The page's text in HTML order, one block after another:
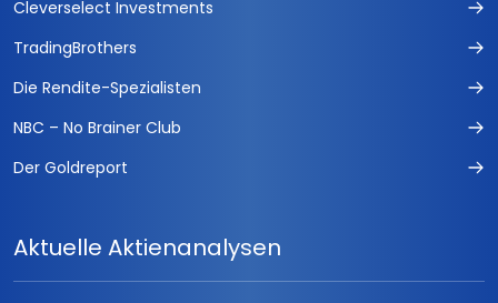
Cleverselect Investments
TradingBrothers
Die Rendite-Spezialisten
NBC – No Brainer Club
Der Goldreport
Aktuelle Aktienanalysen